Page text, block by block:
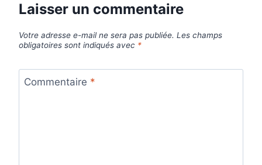
Laisser un commentaire
Votre adresse e-mail ne sera pas publiée. Les champs
obligatoires sont indiqués avec *
Commentaire *